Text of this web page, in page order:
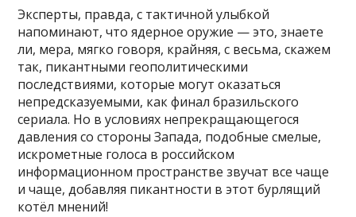
Эксперты, правда, с тактичной улыбкой
напоминают, что ядерное оружие — это, знаете
ли, мера, мягко говоря, крайняя, с весьма, скажем
так, пикантными геополитическими
последствиями, которые могут оказаться
непредсказуемыми, как финал бразильского
сериала. Но в условиях непрекращающегося
давления со стороны Запада, подобные смелые,
искрометные голоса в российском
информационном пространстве звучат все чаще
и чаще, добавляя пикантности в этот бурлящий
котёл мнений!